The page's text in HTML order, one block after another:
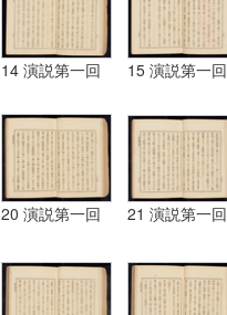
14 演説第一回 15 演説第一回
20 演説第一回 21 演説第一回